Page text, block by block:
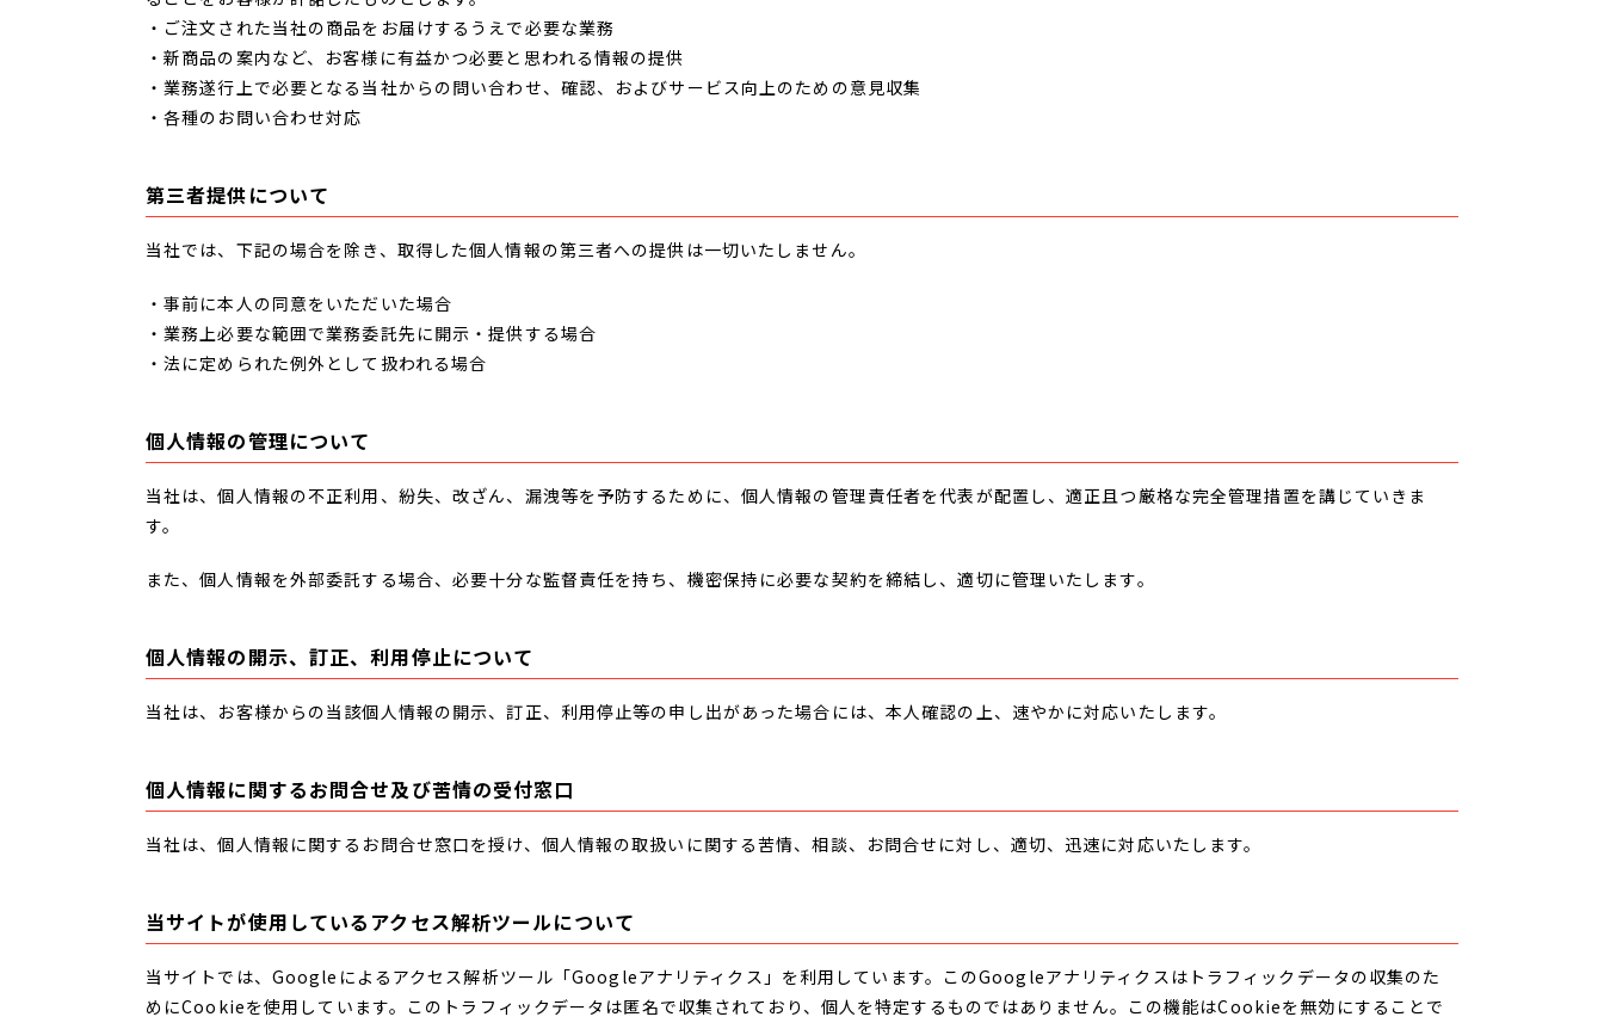
・ご注文された当社の商品をお届けするうえで必要な業務
・新商品の案内など、お客様に有益かつ必要と思われる情報の提供
・業務遂行上で必要となる当社からの問い合わせ、確認、およびサービス向上のための意見収集
・各種のお問い合わせ対応
第三者提供について
当社では、下記の場合を除き、取得した個人情報の第三者への提供は一切いたしません。
・事前に本人の同意をいただいた場合
・業務上必要な範囲で業務委託先に開示・提供する場合
・法に定められた例外として扱われる場合
個人情報の管理について
当社は、個人情報の不正利用、紛失、改ざん、漏洩等を予防するために、個人情報の管理責任者を代表が配置し、適正且つ厳格な完全管理措置を講じていきま
す。
また、個人情報を外部委託する場合、必要十分な監督責任を持ち、機密保持に必要な契約を締結し、適切に管理いたします。
個人情報の開示、訂正、利用停止について
当社は、お客様からの当該個人情報の開示、訂正、利用停止等の申し出があった場合には、本人確認の上、速やかに対応いたします。
個人情報に関するお問合せ及び苦情の受付窓口
当社は、個人情報に関するお問合せ窓口を授け、個人情報の取扱いに関する苦情、相談、お問合せに対し、適切、迅速に対応いたします。
当サイトが使用しているアクセス解析ツールについて
当サイトでは、Googleによるアクセス解析ツール「Googleアナリティクス」を利用しています。このGoogleアナリティクスはトラフィックデータの収集のた
めにCookieを使用しています。このトラフィックデータは匿名で収集されており、個人を特定するものではありません。この機能はCookieを無効にすることで